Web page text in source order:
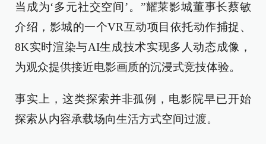
当成为‘多元社交空间’。”耀莱影城董事长蔡敏
介绍，影城的一个VR互动项目依托动作捕捉、
8K实时渲染与AI生成技术实现多人动态成像，
为观众提供接近电影画质的沉浸式竞技体验。
事实上，这类探索并非孤例，电影院早已开始
探索从内容承载场向生活方式空间过渡。